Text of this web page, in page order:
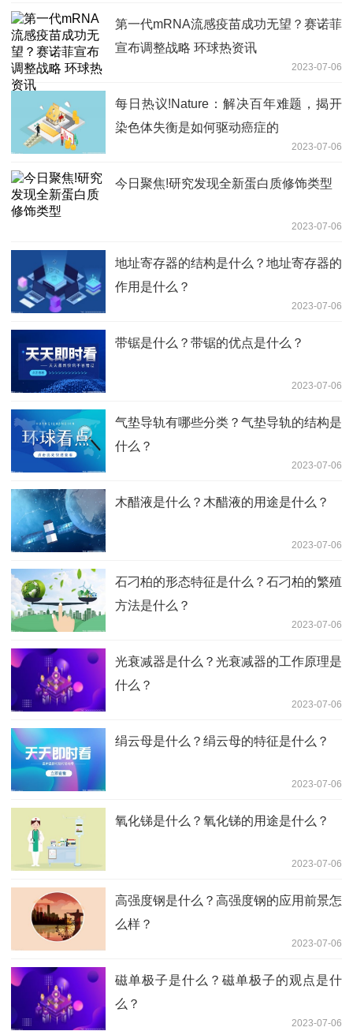
化
第一代mRNA流感疫苗成功无望？赛诺菲
宣布调整战略 环球热资讯
2023-07-06
每日热议!Nature：解决百年难题，揭开
染色体失衡是如何驱动癌症的
2023-07-06
今日聚焦!研究发现全新蛋白质修饰类型
2023-07-06
地址寄存器的结构是什么？地址寄存器的
作用是什么？
2023-07-06
带锯是什么？带锯的优点是什么？
2023-07-06
气垫导轨有哪些分类？气垫导轨的结构是
什么？
2023-07-06
木醋液是什么？木醋液的用途是什么？
2023-07-06
石刁柏的形态特征是什么？石刁柏的繁殖
方法是什么？
2023-07-06
光衰减器是什么？光衰减器的工作原理是
什么？
2023-07-06
绢云母是什么？绢云母的特征是什么？
2023-07-06
氧化锑是什么？氧化锑的用途是什么？
2023-07-06
高强度钢是什么？高强度钢的应用前景怎
么样？
2023-07-06
磁单极子是什么？磁单极子的观点是什
么？
2023-07-06